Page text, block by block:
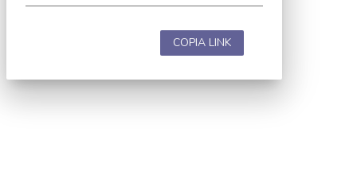
COPIA LINK